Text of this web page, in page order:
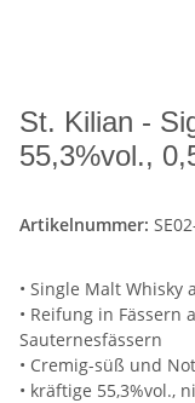
St. Kilian -
55,3%vol.,
Artikelnummer:
• Single Malt Whisky
• Reifung in Fässern
Sauternesfässern
• Cremig-süß und
• kräftige 55,3%vol.,